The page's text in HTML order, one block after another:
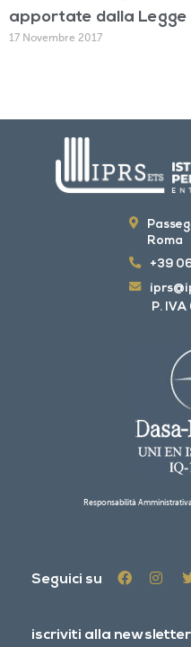
apportate dalla Legge
17 Novembre 2017
Roma
+39
P.
Responsabilità
Seguici su
iscriviti alla newsletter